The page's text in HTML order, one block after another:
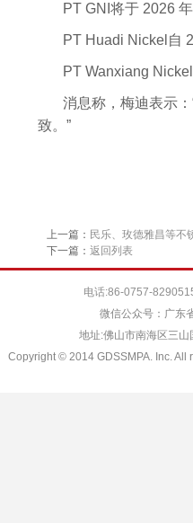
PT GNI将于 2026
PT Huadi Nickel自
PT Wanxiang
消息称，梅迪表示
致。”
上一篇： 民乐、玫德雅昌等不
下一篇： 返回列表
电话:86-0757-
微信公众号：广东
地址:佛山市南海区三
Copyright © 2014 GDSSMPA. Inc. All